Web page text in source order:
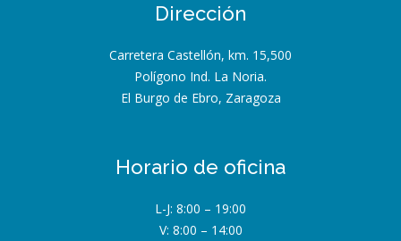
Dirección
Carretera Castellón, km. 15,500
Polígono Ind. La Noria.
El Burgo de Ebro, Zaragoza
Horario de oficina
L-J: 8:00 – 19:00
V: 8:00 – 14:00